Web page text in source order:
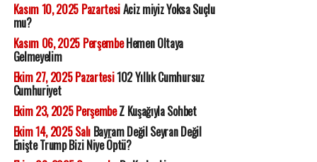
Kasım 10, 2025 PazartesiAciz miyiz Yoksa Suçlu
mu?
Kasım 06, 2025 PerşembeHemen Oltaya
Gelmeyelim
Ekim 27, 2025 Pazartesi102 Yıllık Cumhursuz
Cumhuriyet
Ekim 23, 2025 PerşembeZ Kuşağıyla Sohbet
Ekim 14, 2025 SalıBayram Değil Seyran Değil
Enişte Trump Bizi Niye Öptü?